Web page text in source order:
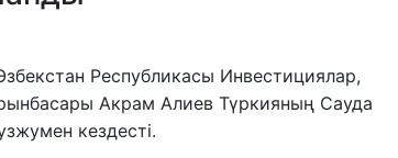
Республикасы Инвестициялар,
Акрам Алиев Түркияның Сауда
кездесті.